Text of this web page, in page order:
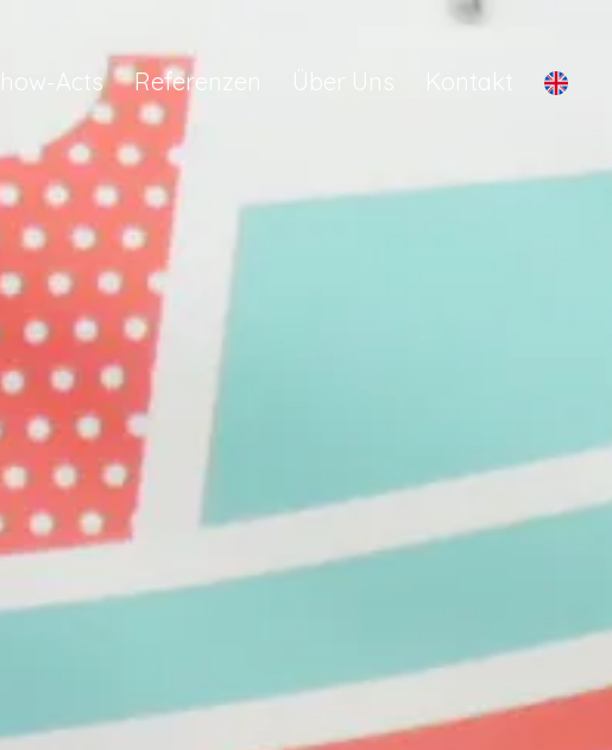
Show-Acts Referenzen